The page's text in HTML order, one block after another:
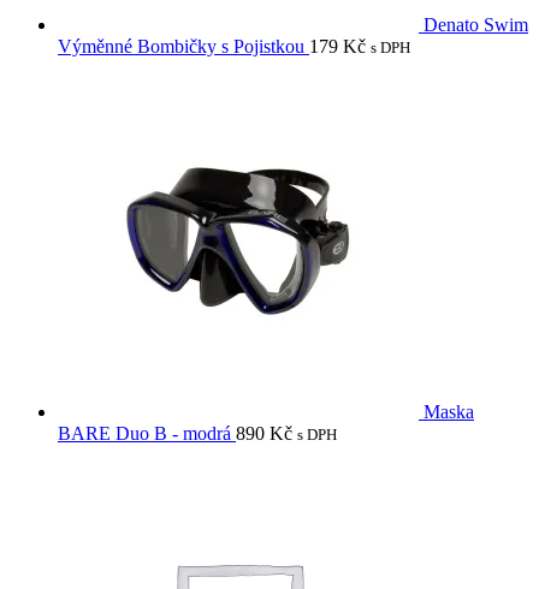
Denato Swim
Výměnné Bombičky s Pojistkou 179 Kč s DPH
Maska
BARE Duo B - modrá 890 Kč s DPH